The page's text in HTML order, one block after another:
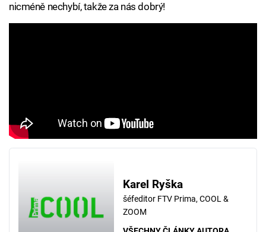
nicméně nechybí, takže za nás dobrý!
Karel Ryška
šéfeditor FTV Prima, COOL &
ZOOM